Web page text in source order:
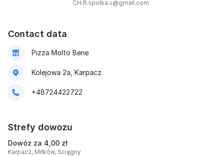
CH.R.spolka.c@gmail.com
Contact data
Pizza Molto Bene
Kolejowa 2a, Karpacz
+48724422722
Strefy dowozu
Dowóz za 4,00 zł
Karpacz, Miłków, Scięgny